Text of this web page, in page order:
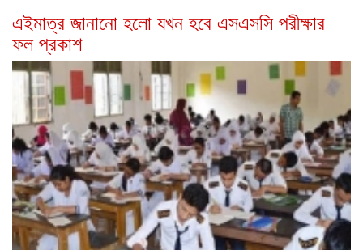
এইমাত্র জানানো হলো যখন হবে এসএসসি পরীক্ষার
ফল প্রকাশ